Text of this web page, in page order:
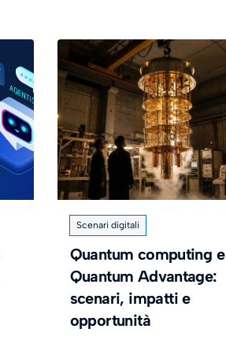
Scenari digitali
Quantum computing e
Quantum Advantage:
scenari, impatti e
opportunità